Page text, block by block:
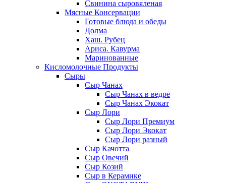
Свинина сыровяленая
Мясные Консервации
Готовые блюда и обеды
Долма
Хаш. Рубец
Ариса. Кавурма
Маринованные
Кисломолочные Продукты
Сыры
Сыр Чанах
Сыр Чанах в ведре
Сыр Чанах Экокат
Сыр Лори
Сыр Лори Премиум
Сыр Лори Экокат
Сыр Лори разный
Сыр Качотта
Сыр Овечий
Сыр Козий
Сыр в Керамике